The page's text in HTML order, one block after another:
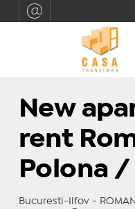
New
rent
Polona
Bucuresti-Ilfov -